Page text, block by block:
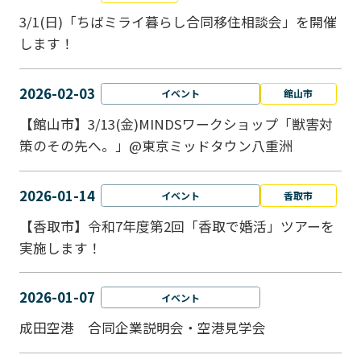
3/1(日)「ちばミライ暮らし合同移住相談会」を開催
します！
2026-02-03 イベント 館山市
【館山市】3/13(金)MINDSワークショップ「獣害対
策のその先へ。」@東京ミッドタウン八重洲
2026-01-14 イベント 香取市
【香取市】令和7年度第2回「香取で婚活」ツアーを
実施します！
2026-01-07 イベント
成田空港 合同企業説明会・空港見学会